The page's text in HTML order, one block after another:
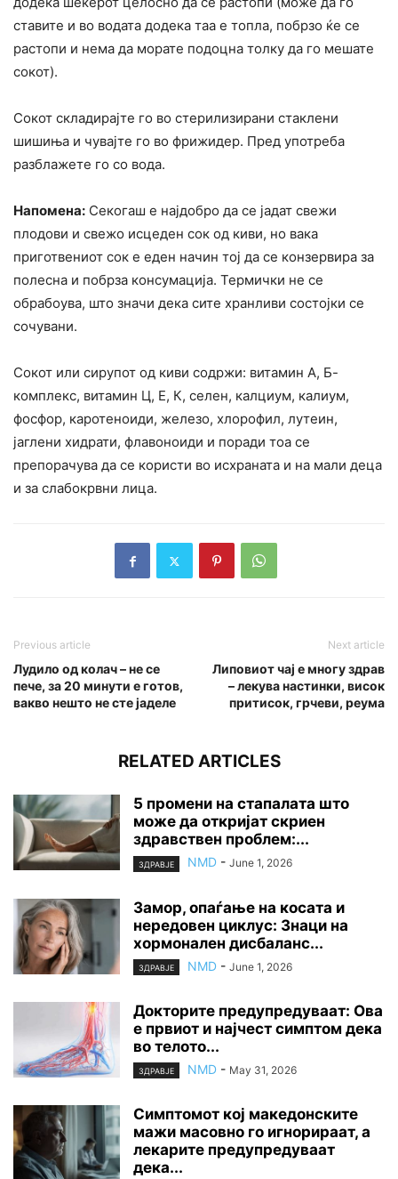
ставите и во водата додека таа е топла, побрзо ќе се
растопи и нема да морате подоцна толку да го мешате
сокот).
Сокот складирајте го во стерилизирани стаклени
шишиња и чувајте го во фрижидер. Пред употреба
разблажете го со вода.
Напомена: Секогаш е најдобро да се јадат свежи
плодови и свежо исцеден сок од киви, но вака
приготвениот сок е еден начин тој да се конзервира за
полесна и побрза консумација. Термички не се
обрабоува, што значи дека сите хранливи состојки се
сочувани.
Сокот или сирупот од киви содржи: витамин А, Б-
комплекс, витамин Ц, Е, К, селен, калциум, калиум,
фосфор, каротеноиди, железо, хлорофил, лутеин,
јаглени хидрати, флавоноиди и поради тоа се
препорачува да се користи во исхраната и на мали деца
и за слабокрвни лица.
Previous article
Лудило од колач – не се
пече, за 20 минути е готов,
вакво нешто не сте јаделе
Next article
Липовиот чај е многу здрав
– лекува настинки, висок
притисок, грчеви, реума
RELATED ARTICLES
5 промени на стапалата што
може да откријат скриен
здравствен проблем:...
ЗДРАВЈЕ NMD - June 1, 2026
Замор, опаѓање на косата и
нередовен циклус: Знаци на
хормонален дисбаланс...
ЗДРАВЈЕ NMD - June 1, 2026
Докторите предупредуваат: Ова
е првиот и најчест симптом дека
во телото...
ЗДРАВЈЕ NMD - May 31, 2026
Симптомот кој македонските
мажи масовно го игнорираат, а
лекарите предупредуваат
дека...